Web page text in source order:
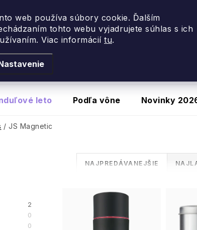
Portugalska: využite zľavu 20 % so zľavovým
web používa súbory cookie. Ďalším
tohto webu vyjadrujete súhlas s ich
Viac informácií tu.
leto Podľa vône Novinky
/ JS Magnetic
2
0
0
RNAJPREDÁVANEJŠIE